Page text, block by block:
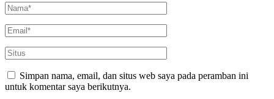
Simpan nama, email, dan situs web saya pada peramban ini
untuk komentar saya berikutnya.